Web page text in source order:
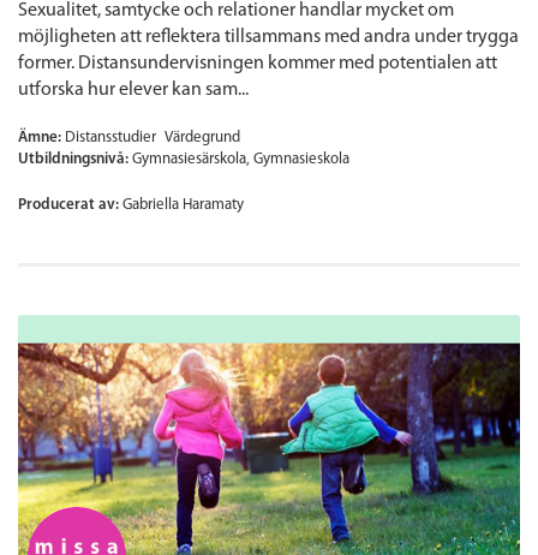
Sexualitet, samtycke och relationer handlar mycket om
möjligheten att reflektera tillsammans med andra under trygga
former. Distansundervisningen kommer med potentialen att
utforska hur elever kan sam...
Ämne: Distansstudier Värdegrund
Utbildningsnivå: Gymnasiesärskola Gymnasieskola
Producerat av: Gabriella Haramaty